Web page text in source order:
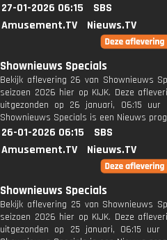
27-01-2026 06:15
SBS
Amusement.TV
Nieuws.TV
Shownieuws Specials
Bekijk aflevering 26 van Shownieuws
seizoen 2026 hier op KIJK. Deze
uitgezonden op 26 januari, 06:15 uur
Shownieuws Specials is een Nieuws
26-01-2026 06:15
SBS
Amusement.TV
Nieuws.TV
Shownieuws Specials
Bekijk aflevering 25 van Shownieuws
seizoen 2026 hier op KIJK. Deze
uitgezonden op 25 januari, 06:15 uur